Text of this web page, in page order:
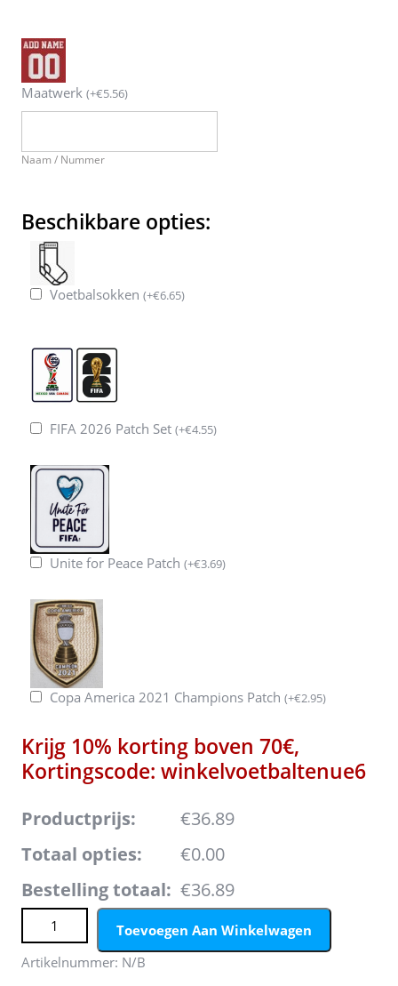
Maatwerk (+€5.56)
Naam / Nummer
Beschikbare opties:
Voetbalsokken (+€6.65)
FIFA 2026 Patch Set (+€4.55)
Unite for Peace Patch (+€3.69)
Copa America 2021 Champions Patch (+€2.95)
Krijg 10% korting boven 70€,
Kortingscode: winkelvoetbaltenue6
Productprijs:
€36.89
Totaal opties:
€0.00
Bestelling totaal: €36.89
Argentinië Thuisshirt WK 2026 Heren Lionel Messi #10 –
Voetbalshirt Met WK-Patch aantal
Toevoegen Aan Winkelwagen
Artikelnummer: N/B